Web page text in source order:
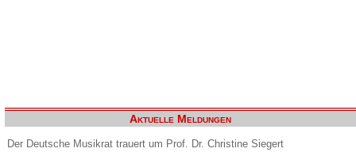
Aktuelle Meldungen
Der Deutsche Musikrat trauert um Prof. Dr. Christine Siegert